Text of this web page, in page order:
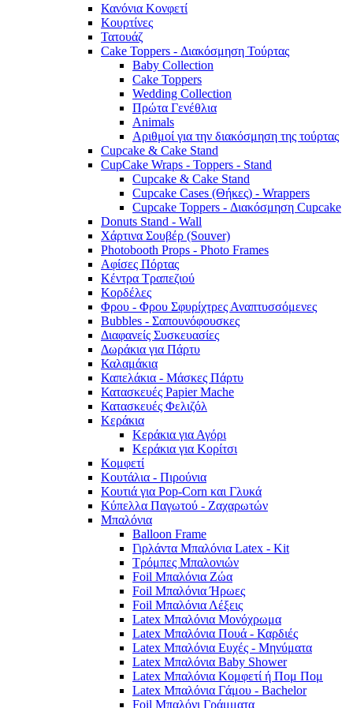
Κανόνια Κονφετί
Κουρτίνες
Τατουάζ
Cake Toppers - Διακόσμηση Τούρτας
Baby Collection
Cake Toppers
Wedding Collection
Πρώτα Γενέθλια
Animals
Αριθμοί για την διακόσμηση της τούρτας
Cupcake & Cake Stand
CupCake Wraps - Toppers - Stand
Cupcake & Cake Stand
Cupcake Cases (Θήκες) - Wrappers
Cupcake Toppers - Διακόσμηση Cupcake
Donuts Stand - Wall
Χάρτινα Σουβέρ (Souver)
Photobooth Props - Photo Frames
Αφίσες Πόρτας
Κέντρα Τραπεζιού
Κορδέλες
Φρου - Φρου Σφυρίχτρες Αναπτυσσόμενες
Bubbles - Σαπουνόφουσκες
Διαφανείς Συσκευασίες
Δωράκια για Πάρτυ
Καλαμάκια
Καπελάκια - Μάσκες Πάρτυ
Κατασκευές Papier Mache
Κατασκευές Φελιζόλ
Κεράκια
Κεράκια για Αγόρι
Κεράκια για Κορίτσι
Κομφετί
Κουτάλια - Πιρούνια
Κουτιά για Pop-Corn και Γλυκά
Κύπελλα Παγωτού - Ζαχαρωτών
Μπαλόνια
Balloon Frame
Γιρλάντα Μπαλόνια Latex - Kit
Τρόμπες Μπαλονιών
Foil Μπαλόνια Ζώα
Foil Μπαλόνια Ήρωες
Foil Μπαλόνια Λέξεις
Latex Μπαλόνια Μονόχρωμα
Latex Μπαλόνια Πουά - Καρδιές
Latex Μπαλόνια Ευχές - Μηνύματα
Latex Μπαλόνια Baby Shower
Latex Μπαλόνια Κομφετί ή Πομ Πομ
Latex Μπαλόνια Γάμου - Bachelor
Foil Μπαλόνι Γράμματα